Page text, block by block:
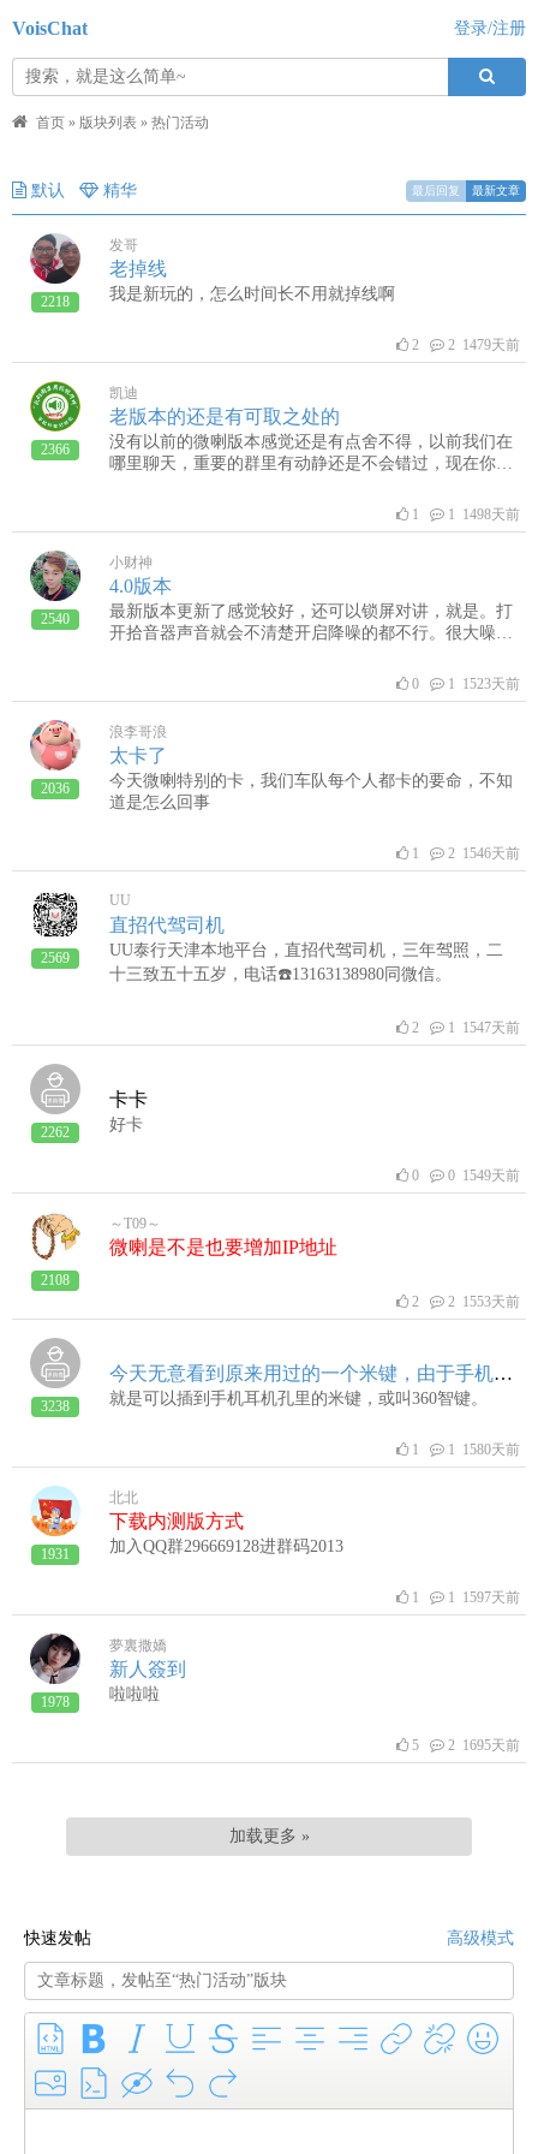
VoisChat 登录/注册
首页 » 版块列表 » 热门活动
默认 精华 最后回复 最新文章
2218
发哥
老掉线
我是新玩的，怎么时间长不用就掉线啊
2 2 1479天前
2366
凯迪
老版本的还是有可取之处的
没有以前的微喇版本感觉还是有点舍不得，以前我们在
哪里聊天，重要的群里有动静还是不会错过，现在你只
1 1 1498天前
2540
小财神
4.0版本
最新版本更新了感觉较好，还可以锁屏对讲，就是。打
开拾音器声音就会不清楚开启降噪的都不行。很大噪
0 1 1523天前
2036
浪李哥浪
太卡了
今天微喇特别的卡，我们车队每个人都卡的要命，不知
道是怎么回事
1 2 1546天前
2569
UU
直招代驾司机
UU泰行天津本地平台，直招代驾司机，三年驾照，二
十三致五十五岁，电话☎️13163138980同微信。
2 1 1547天前
2262
卡卡
好卡
0 0 1549天前
2108
～T09～
微喇是不是也要增加IP地址
2 2 1553天前
3238
今天无意看到原来用过的一个米键，由于手机没有耳机孔谁有米键可以测试一下能不能起麦。
就是可以插到手机耳机孔里的米键，或叫360智键。
1 1 1580天前
1931
北北
下载内测版方式
加入QQ群296669128进群码2013
1 1 1597天前
1978
夢裏撒嬌
新人簽到
啦啦啦
5 2 1695天前
加载更多 »
快速发帖 高级模式